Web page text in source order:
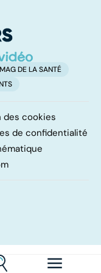
?
DE LA SANTÉ
des cookies
de confidentialité